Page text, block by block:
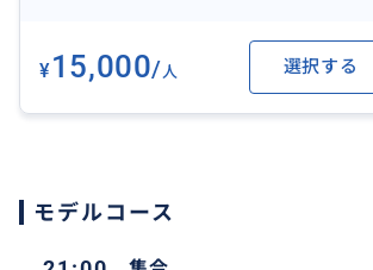
¥15,000/人 選択する
モデルコース